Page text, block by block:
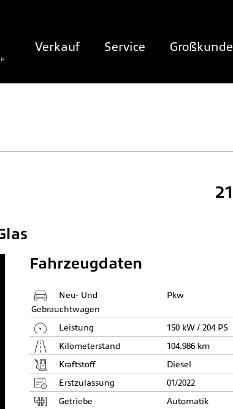
Verkauf Service
Fahrzeugdaten
Neu- Und
Gebrauchtwagen
Pkw
Leistung
150 kW / 204 PS
Kilometerstand
104.986 km
Kraftstoff
Diesel
Erstzulassung
01/2022
Getriebe
Automatik